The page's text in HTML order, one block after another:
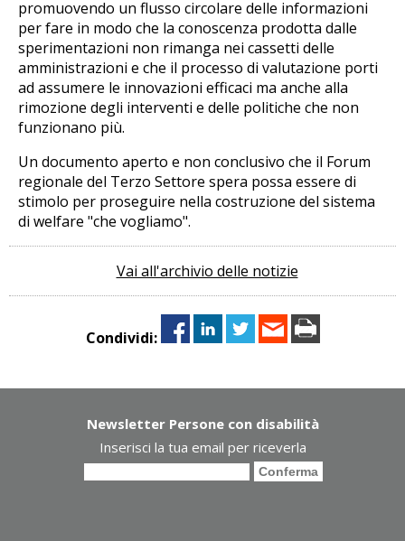
promuovendo un flusso circolare delle informazioni
per fare in modo che la conoscenza prodotta dalle
sperimentazioni non rimanga nei cassetti delle
amministrazioni e che il processo di valutazione porti
ad assumere le innovazioni efficaci ma anche alla
rimozione degli interventi e delle politiche che non
funzionano più.
Un documento aperto e non conclusivo che il Forum
regionale del Terzo Settore spera possa essere di
stimolo per proseguire nella costruzione del sistema
di welfare "che vogliamo".
Vai all'archivio delle notizie
Condividi:
Newsletter Persone con disabilità
Inserisci la tua email per riceverla